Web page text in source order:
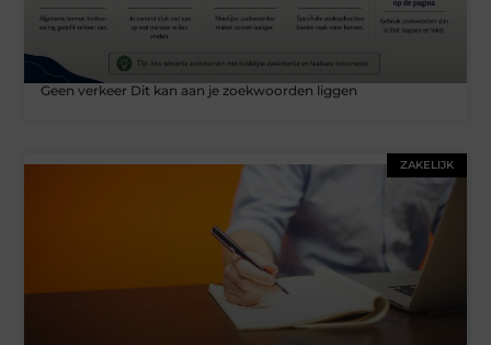
Geen verkeer Dit kan aan je zoekwoorden liggen
ZAKELIJK